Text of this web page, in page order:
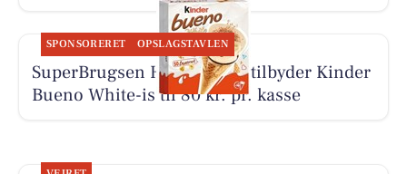
SPONSORERET OPSLAGSTAVLEN
SuperBrugsen Hammerum tilbyder Kinder
Bueno White-is til 80 kr. pr. kasse